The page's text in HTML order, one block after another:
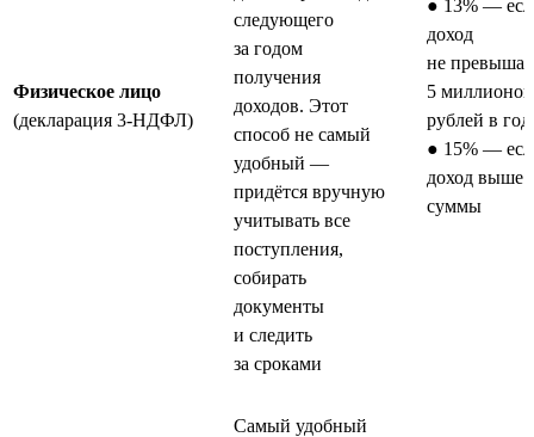
Физическое лицо
(декларация 3-НДФЛ)
следующего
за годом
получения
доходов. Этот
способ не самый
удобный —
придётся вручную
учитывать все
поступления,
собирать
документы
и следить
за сроками
● 13% —
доход
не
5 миллионов
рублей в год
● 15% —
доход выше
суммы
Самый удобный